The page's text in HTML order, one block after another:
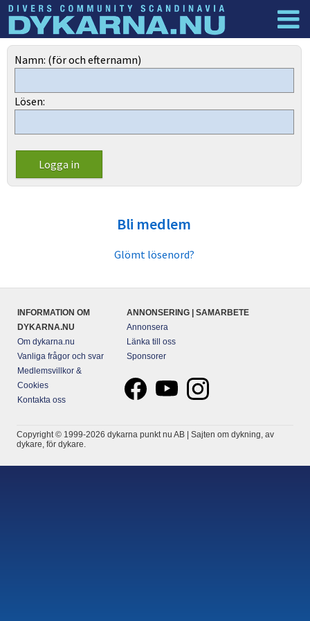
Dyknyheter
Namn: (för och efternamn)
Lösen:
Bli medlem
Glömt lösenord?
INFORMATION OM
DYKARNA.NU
Om dykarna.nu
Vanliga frågor och svar
Medlemsvillkor &
Cookies
Kontakta oss
ANNONSERING | SAMARBETE
Annonsera
Länka till oss
Sponsorer
Copyright © 1999-2026 dykarna punkt nu AB | Sajten om dykning, av
dykare, för dykare.